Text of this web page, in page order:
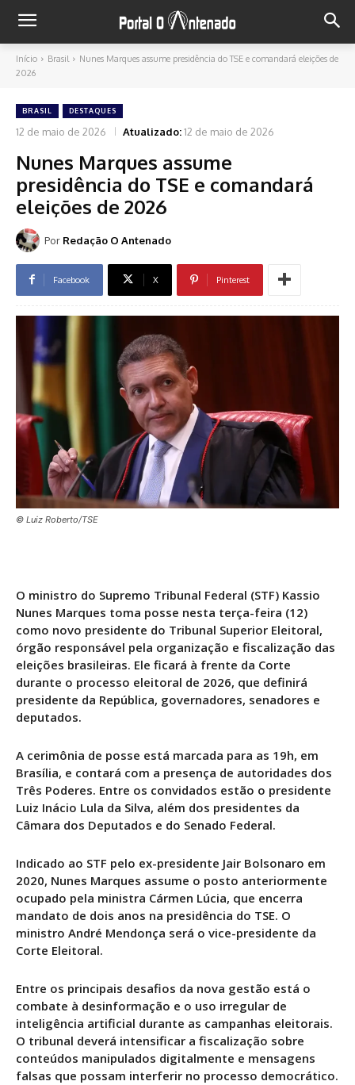
Início Brasil
Nunes Marques assume presidência do TSE e comandará eleições de
2026
BRASIL DESTAQUES
12 de maio de 2026 Atualizado:12 de maio de 2026
Nunes Marques assume
presidência do TSE e comandará
eleições de 2026
Por Redação O Antenado
Facebook X Pinterest
© Luiz Roberto/TSE
O ministro do Supremo Tribunal Federal (STF) Kassio
Nunes Marques toma posse nesta terça-feira (12)
como novo presidente do Tribunal Superior Eleitoral,
órgão responsável pela organização e fiscalização das
eleições brasileiras. Ele ficará à frente da Corte
durante o processo eleitoral de 2026, que definirá
presidente da República, governadores, senadores e
deputados.
A cerimônia de posse está marcada para as 19h, em
Brasília, e contará com a presença de autoridades dos
Três Poderes. Entre os convidados estão o presidente
Luiz Inácio Lula da Silva, além dos presidentes da
Câmara dos Deputados e do Senado Federal.
Indicado ao STF pelo ex-presidente Jair Bolsonaro em
2020, Nunes Marques assume o posto anteriormente
ocupado pela ministra Cármen Lúcia, que encerra
mandato de dois anos na presidência do TSE. O
ministro André Mendonça será o vice-presidente da
Corte Eleitoral.
Entre os principais desafios da nova gestão está o
combate à desinformação e o uso irregular de
inteligência artificial durante as campanhas eleitorais.
O tribunal deverá intensificar a fiscalização sobre
conteúdos manipulados digitalmente e mensagens
falsas que possam interferir no processo democrático.